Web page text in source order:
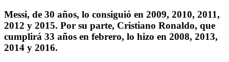
Messi, de 30 años, lo consiguió en 2009, 2010, 2011,
2012 y 2015. Por su parte, Cristiano Ronaldo, que
cumplirá 33 años en febrero, lo hizo en 2008, 2013,
2014 y 2016.